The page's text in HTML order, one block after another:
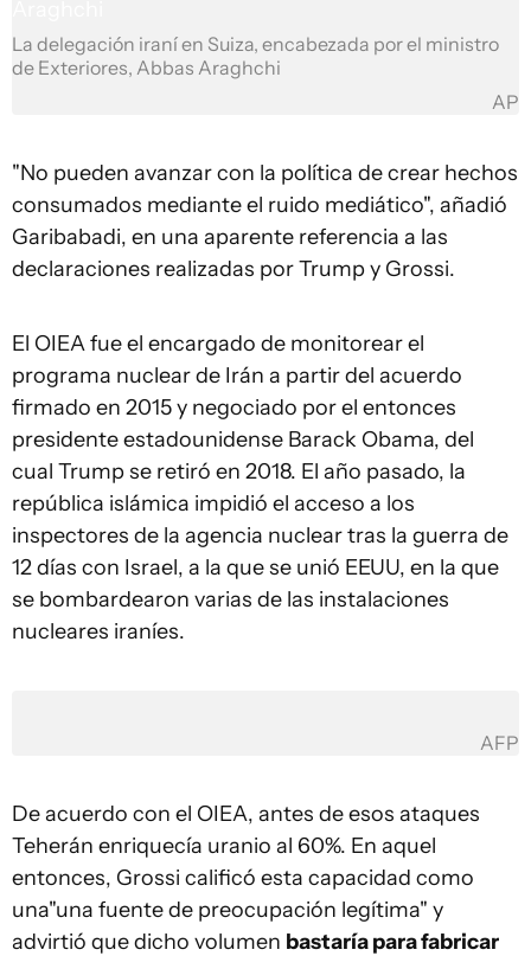
La delegación iraní en Suiza, encabezada por el ministro
de Exteriores, Abbas Araghchi
AP
"No pueden avanzar con la política de crear hechos
consumados mediante el ruido mediático", añadió
Garibabadi, en una aparente referencia a las
declaraciones realizadas por Trump y Grossi.
El OIEA fue el encargado de monitorear el
programa nuclear de Irán a partir del acuerdo
firmado en 2015 y negociado por el entonces
presidente estadounidense Barack Obama, del
cual Trump se retiró en 2018. El año pasado, la
república islámica impidió el acceso a los
inspectores de la agencia nuclear tras la guerra de
12 días con Israel, a la que se unió EEUU, en la que
se bombardearon varias de las instalaciones
nucleares iraníes.
AFP
De acuerdo con el OIEA, antes de esos ataques
Teherán enriquecía uranio al 60%. En aquel
entonces, Grossi calificó esta capacidad como
una"una fuente de preocupación legítima" y
advirtió que dicho volumen bastaría para fabricar